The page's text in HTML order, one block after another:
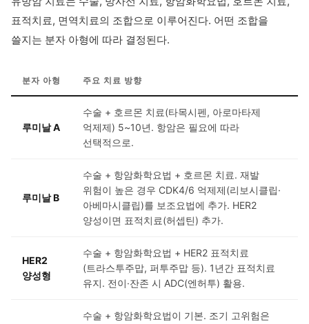
표적치료, 면역치료의 조합으로 이루어진다. 어떤 조합을
쓸지는 분자 아형에 따라 결정된다.
분자 아형 주요 치료 방향
루미날 A
수술 + 호르몬 치료(타목시펜, 아로마타제
억제제) 5~10년. 항암은 필요에 따라
선택적으로.
루미날 B
수술 + 항암화학요법 + 호르몬 치료. 재발
위험이 높은 경우 CDK4/6 억제제(리보시클립·
아베마시클립)를 보조요법에 추가. HER2
양성이면 표적치료(허셉틴) 추가.
HER2
양성형
수술 + 항암화학요법 + HER2 표적치료
(트라스투주맙, 퍼투주맙 등). 1년간 표적치료
유지. 전이·잔존 시 ADC(엔허투) 활용.
수술 + 항암화학요법이 기본. 조기 고위험은